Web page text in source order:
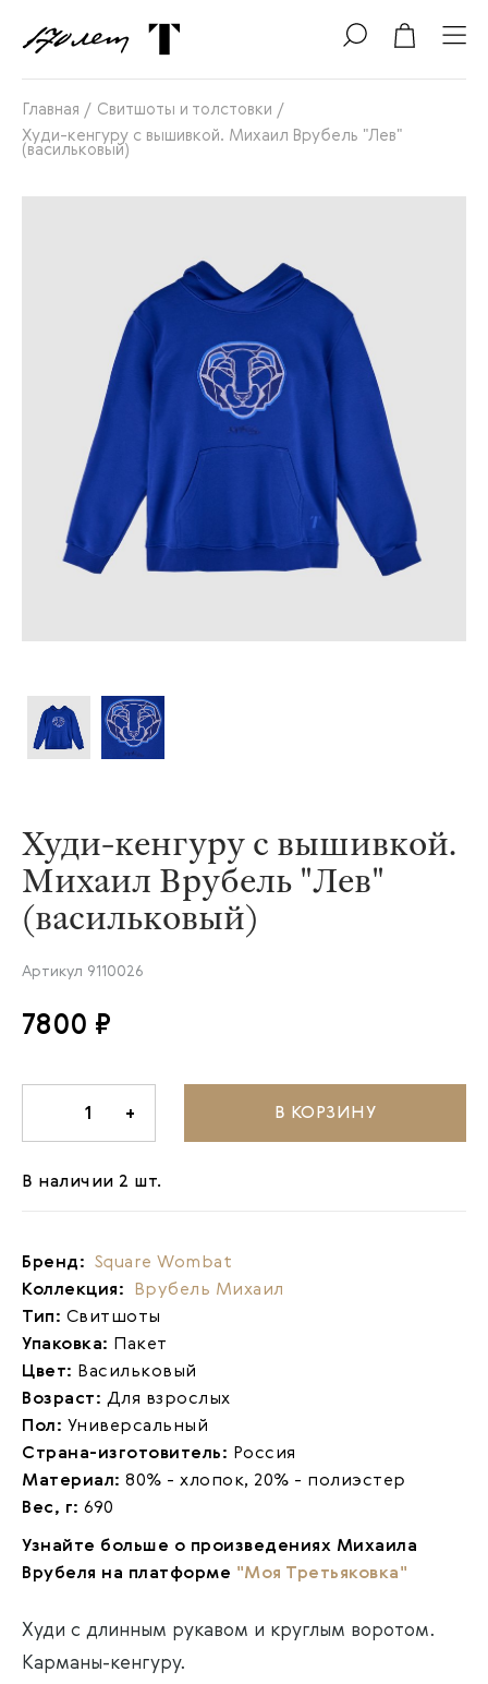
Главная / Свитшоты и толстовки /
Худи-кенгуру с вышивкой. Михаил Врубель "Лев"
(васильковый)
Худи-кенгуру с вышивкой.
Михаил Врубель "Лев"
(васильковый)
Артикул 9110026
7800 ₽
1 + В КОРЗИНУ
В наличии 2 шт.
Бренд: Square Wombat
Коллекция: Врубель Михаил
Тип: Свитшоты
Упаковка: Пакет
Цвет: Васильковый
Возраст: Для взрослых
Пол: Универсальный
Страна-изготовитель: Россия
Материал: 80% - хлопок, 20% - полиэстер
Вес, г: 690
Узнайте больше о произведениях Михаила
Врубеля на платформе "Моя Третьяковка"
Худи с длинным рукавом и круглым воротом.
Карманы-кенгуру.